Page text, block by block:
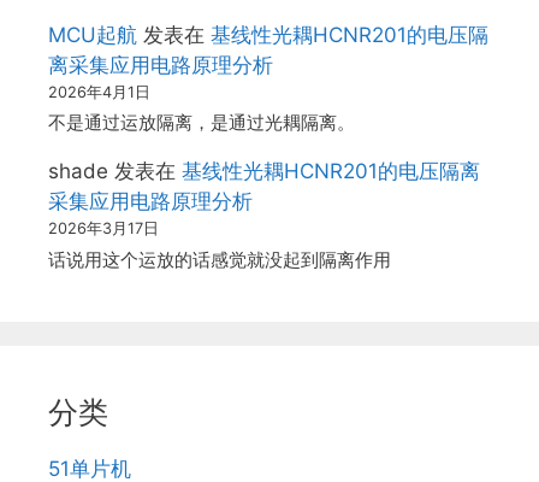
MCU起航 发表在 基线性光耦HCNR201的电压隔
离采集应用电路原理分析
2026年4月1日
不是通过运放隔离，是通过光耦隔离。
shade 发表在 基线性光耦HCNR201的电压隔离
采集应用电路原理分析
2026年3月17日
话说用这个运放的话感觉就没起到隔离作用
分类
51单片机